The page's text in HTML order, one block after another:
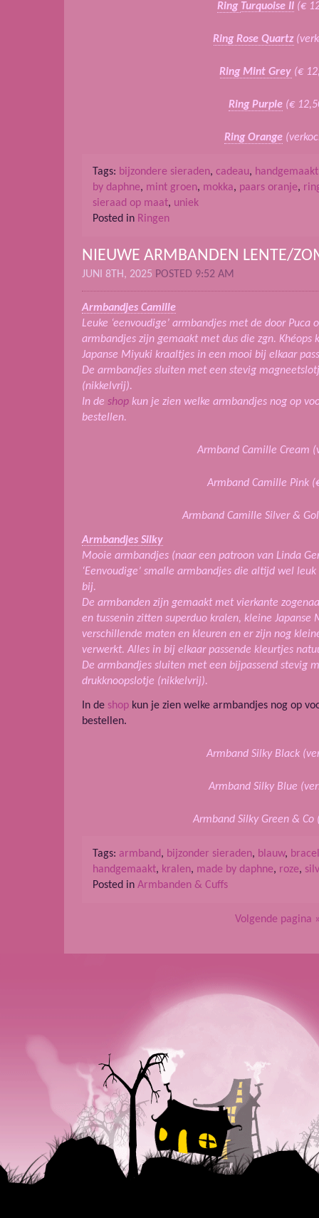
Ring Turquoise II (€
Ring Rose Quartz
Ring Mint Grey (€
Ring Purple (€
Ring Orange
Tags: bijzondere sieraden, cadeau, handgemaakt
by daphne, mint groen, mokka, paars oranje,
sieraad op maat, uniek
Posted in Ringen
NIEUWE ARMBANDEN LENTE/
JUNI 8TH, 2025 POSTED 9:52 AM
Armbandjes Camille
Leuke ‘eenvoudige’ armbandjes met de door Puca
armbandjes zijn gemaakt met dus die zgn. Khéops
Japanse Miyuki kraaltjes in een mooi bij elkaar
De armbandjes sluiten met een stevig
(nikkelvrij).
In de shop kun je zien welke armbandjes nog op
bestellen.
Armband Camille Cream
Armband Camille Pink
Armband Camille Silver &
Armbandjes Silky
Mooie armbandjes (naar een patroon van Linda
‘Eenvoudige’ smalle armbandjes die altijd wel
bij.
De armbanden zijn gemaakt met vierkante
en tussenin zitten superduo kralen, kleine
verschillende maten en kleuren en er zijn nog
verwerkt. Alles in bij elkaar passende kleurtjes
De armbandjes sluiten met een bijpassend stevig
drukknoopslotje (nikkelvrij).
In de shop kun je zien welke armbandjes nog op
bestellen.
Armband Silky Black
Armband Silky Blue
Armband Silky Green & Co
Tags: armband, bijzonder sieraden, blauw,
handgemaakt, kralen, made by daphne, roze,
Posted in Armbanden & Cuffs
Volgende pagina